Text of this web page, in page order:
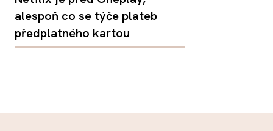
alespoň co se týče plateb
předplatného kartou